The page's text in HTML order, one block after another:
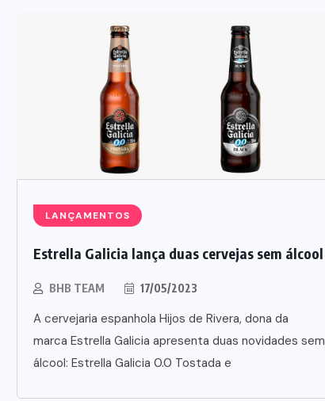
LANÇAMENTOS
Estrella Galicia lança duas cervejas sem álcool
BHB TEAM 17/05/2023
A cervejaria espanhola Hijos de Rivera, dona da
marca Estrella Galicia apresenta duas novidades sem
álcool: Estrella Galicia 0.0 Tostada e
SUPLEMENTOS
Caffeine Army lança campanha
para o Dia dos Pais